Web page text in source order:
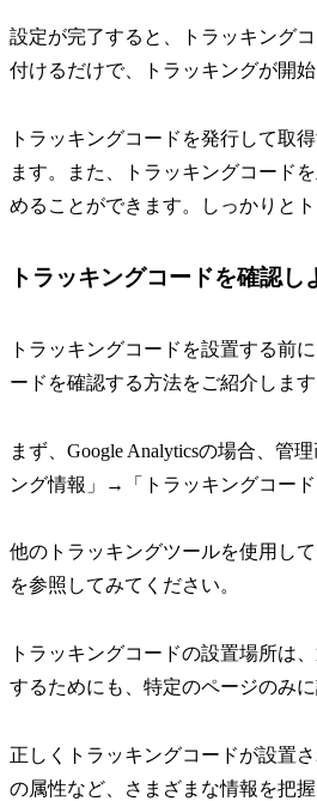
設定が完了すると、トラッキング
付けるだけで、トラッキングが開
トラッキングコードを発行して取
ます。また、トラッキングコード
めることができます。しっかりと
トラッキングコードを確認
トラッキングコードを設置する前
ードを確認する方法をご紹介します
まず、Google Analyticsの場合、管
ング情報」→「トラッキングコード
他のトラッキングツールを使用し
を参照してみてください。
トラッキングコードの設置場所は
するためにも、特定のページのみ
正しくトラッキングコードが設置
の属性など、さまざまな情報を把握